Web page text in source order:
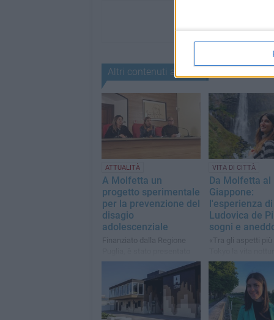
Altri contenuti a tema
ATTUALITÀ
A Molfetta un
progetto sperimentale
per la prevenzione del
disagio
adolescenziale
Finanziato dalla Regione
nella Sala Finocchiaro
VITA DI CITTÀ
Da Molfetta al
Giappone:
l'esperienza di
Ludovica de
sogni e
«Tra gli aspetti
divieto di fumare